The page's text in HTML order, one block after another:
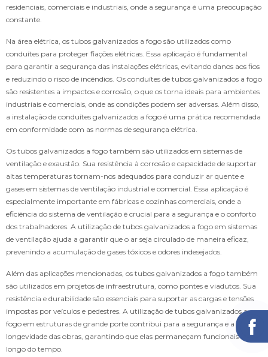
residenciais, comerciais e industriais, onde a segurança é uma preocupação
constante.
Na área elétrica, os tubos galvanizados a fogo são utilizados como
conduítes para proteger fiações elétricas. Essa aplicação é fundamental
para garantir a segurança das instalações elétricas, evitando danos aos fios
e reduzindo o risco de incêndios. Os conduítes de tubos galvanizados a fogo
são resistentes a impactos e corrosão, o que os torna ideais para ambientes
industriais e comerciais, onde as condições podem ser adversas. Além disso,
a instalação de conduítes galvanizados a fogo é uma prática recomendada
em conformidade com as normas de segurança elétrica.
Os tubos galvanizados a fogo também são utilizados em sistemas de
ventilação e exaustão. Sua resistência à corrosão e capacidade de suportar
altas temperaturas tornam-nos adequados para conduzir ar quente e
gases em sistemas de ventilação industrial e comercial. Essa aplicação é
especialmente importante em fábricas e cozinhas comerciais, onde a
eficiência do sistema de ventilação é crucial para a segurança e o conforto
dos trabalhadores. A utilização de tubos galvanizados a fogo em sistemas
de ventilação ajuda a garantir que o ar seja circulado de maneira eficaz,
prevenindo a acumulação de gases tóxicos e odores indesejados.
Além das aplicações mencionadas, os tubos galvanizados a fogo também
são utilizados em projetos de infraestrutura, como pontes e viadutos. Sua
resistência e durabilidade são essenciais para suportar as cargas e tensões
impostas por veículos e pedestres. A utilização de tubos galvanizados a
fogo em estruturas de grande porte contribui para a segurança e a
longevidade das obras, garantindo que elas permaneçam funcionais ao
longo do tempo.